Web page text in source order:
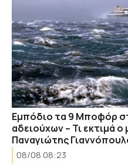
Εμπόδιο τα 9 Μποφόρ
αδειούχων – Τι εκτιμά
Παναγιώτης
08/08 08:23